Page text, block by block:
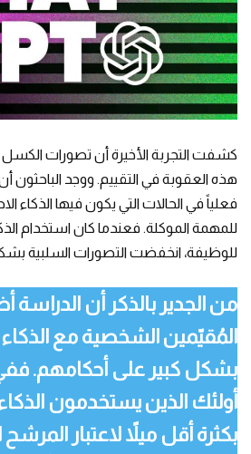
كشفت التجربة الأخيرة أن تصورات
هذه العقوبة في التقييم. ووجد الباحثون
فعلياً في الحالات التي يكون فيها الذكاء
للمهمة الموكلة. فعندما كان استخدام
للوظيفة، انخفضت التصورات السلبية
من الجدير بالذكر أن
المُقيّمين الشخصية مع
بشكل كبير على أحكامهم.
أولئك الذين يستخدمون
بكثرة أقل ميلاً لاعتبار